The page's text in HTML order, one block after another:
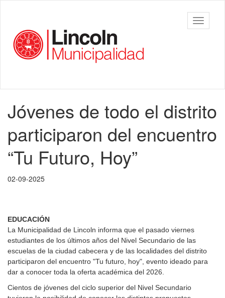
principalde Lincoln
barra
Contenido
principal
Jóvenes de todo el distrito
participaron del encuentro
“Tu Futuro, Hoy”
02-09-2025
EDUCACIÓN
La Municipalidad de Lincoln informa que el pasado viernes
estudiantes de los últimos años del Nivel Secundario de las
escuelas de la ciudad cabecera y de las localidades del distrito
participaron del encuentro "Tu futuro, hoy", evento ideado para
dar a conocer toda la oferta académica del 2026.
Cientos de jóvenes del ciclo superior del Nivel Secundario